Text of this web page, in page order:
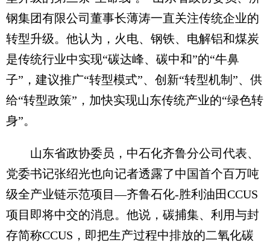
钢集团有限公司董事长薄涛一直关注传统企业的
转型升级。他认为，火电、钢铁、电解铝和煤炭
是传统行业中实现“碳达峰、碳中和”的“牛鼻
子”，建议推广“转型模式”、创新“转型机制”、供
给“转型政策”，加快实现山东传统产业的“绿色转
身”。
山东省政协委员，中石化齐鲁分公司代表、
党委书记张绍光也向记者透露了中国首个百万吨
级全产业链示范项目—齐鲁石化-胜利油田CCUS
项目即将中交的消息。他说，碳捕集、利用与封
存简称CCUS，即把生产过程中排放的二氧化碳